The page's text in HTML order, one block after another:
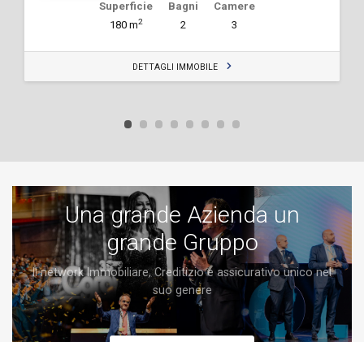
Superficie
180 m2
Bagni
2
Camere
3
DETTAGLI IMMOBILE
Una grande Azienda un
grande Gruppo
Il network Immobiliare, Creditizio e assicurativo unico nel
suo genere